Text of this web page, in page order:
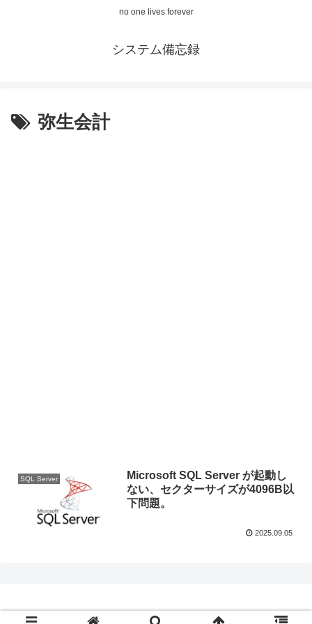
no one lives forever
システム備忘録
弥生会計
SQL Server
Microsoft SQL Server が起動し
ない、セクターサイズが4096B以
下問題。
2025.09.05